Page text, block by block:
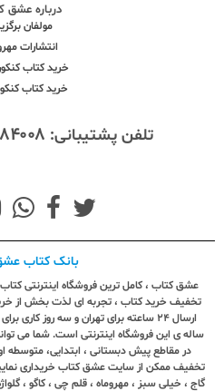
درباره عشق
مولفان
انتشارات
خرید کتاب کنکور
خرید کتاب کنکور
تلفن پشتیبانی:
بانک کتاب
عشق کتاب ، کامل ترین فروشگاه اینترنتی
تخفیف خرید کتاب ، تجربه ای لذت بخش از
ارسال ٢٤ ساعته برای تهران و سه روز
ساله ی این فروشگاه اینترنتی است. شما می
در مقاطع پیش دبستانی ، ابتدایی، متوسطه
تخفیف ممکن از سایت عشق کتاب خریداری
گاج ، خیلی سبز ، مهروماه ، قلم چی ، کاگو ،